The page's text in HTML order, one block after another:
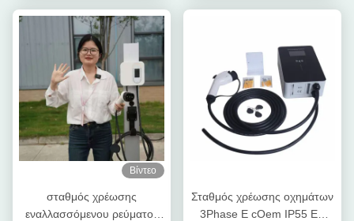
Βίντεο
σταθμός χρέωσης
εναλλασσόμενου ρεύματος
Σταθμός χρέωσης οχημάτων
3Phase Ε cOem IP55 EV